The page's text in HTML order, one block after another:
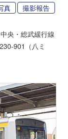
真 撮影報告
央・総武緩行線
901（八ミ